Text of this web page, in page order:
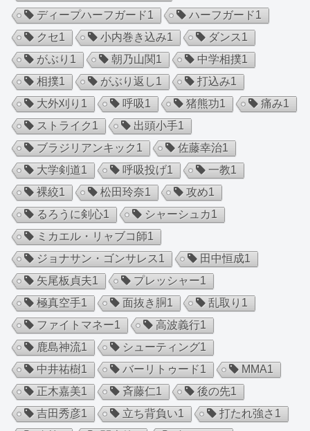
ディープハーフガード1 ハーフガード1
クセ1 小内巻き込み1 ダンス1
がぶり 1 朝乃山関1 中学相撲1
相撲1 がぶり返し1 打込み1
大外刈り 1 呼吸1 猪熊功1 痛み1
ストライク1 出頭小手1
ブラジリアンキック1 佐藤幸治1
大学剣道1 呼吸投げ1 一教1
裸絞1 松田玲奈1 攻め1
るろうに剣心1 シャーシュカ1
ミカエル・リャブコ師1
ジョナサン・ゴンサレス1 田中恒成1
矢尾板貞夫1 プレッシャー1
極真空手1 面抜き胴 1 乱取り 1
ファイトマネー1 高波義行1
鹿島神流1 シューティング1
中井祐樹1 バーリトゥード1 MMA1
正木嘉美1 斉藤仁1 後の先1
吉田秀彦1 立ち背負い1 打たれ強さ 1